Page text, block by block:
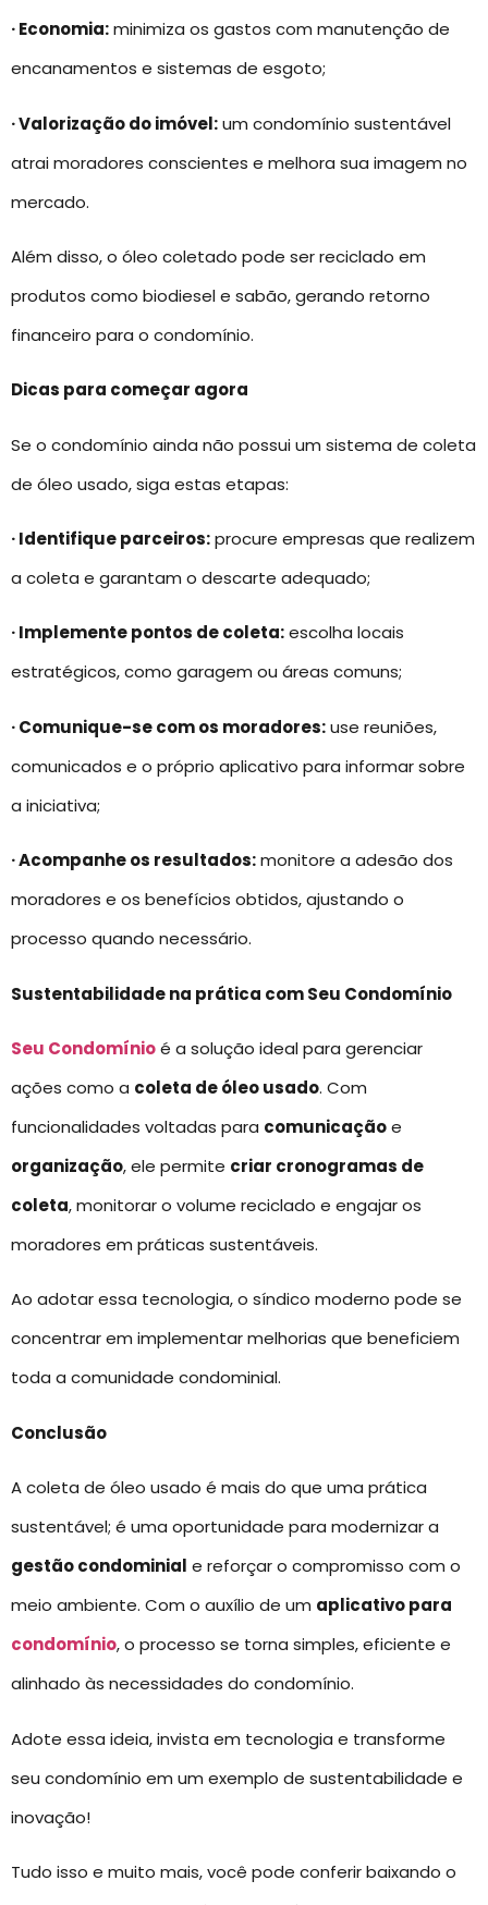
· Economia:minimiza os gastos com manutenção de
encanamentos e sistemas de esgoto;
· Valorização do imóvel:um condomínio sustentável
atrai moradores conscientes e melhora sua imagem no
mercado.
Além disso, o óleo coletado pode ser reciclado em
produtos como biodiesel e sabão, gerando retorno
financeiro para o condomínio.
Dicas para começar agora
Se o condomínio ainda não possui um sistema de coleta
de óleo usado, siga estas etapas:
· Identifique parceiros:procure empresas que realizem
a coleta e garantam o descarte adequado;
· Implemente pontos de coleta:escolha locais
estratégicos, como garagem ou áreas comuns;
· Comunique-se com os moradores:use reuniões,
comunicados e o próprio aplicativo para informar sobre
a iniciativa;
· Acompanhe os resultados:monitore a adesão dos
moradores e os benefícios obtidos, ajustando o
processo quando necessário.
Sustentabilidade na prática com Seu Condomínio
Seu Condomínioé a solução ideal para gerenciar
ações como a coleta de óleo usado. Com
funcionalidades voltadas para comunicaçãoe
organização, ele permite criar cronogramas de
coleta, monitorar o volume reciclado e engajar os
moradores em práticas sustentáveis.
Ao adotar essa tecnologia, o síndico moderno pode se
concentrar em implementar melhorias que beneficiem
toda a comunidade condominial.
Conclusão
A coleta de óleo usado é mais do que uma prática
sustentável; é uma oportunidade para modernizar a
gestão condominial e reforçar o compromisso com o
meio ambiente. Com o auxílio de um aplicativo para
condomínio, o processo se torna simples, eficiente e
alinhado às necessidades do condomínio.
Adote essa ideia, invista em tecnologia e transforme
seu condomínio em um exemplo de sustentabilidade e
inovação!
Tudo isso e muito mais, você pode conferir baixando o